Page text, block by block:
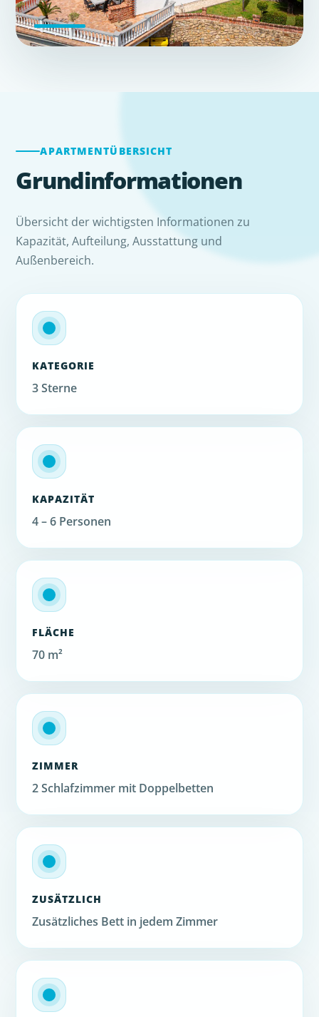
APARTMENTÜBERSICHT
Grundinformationen
Übersicht der wichtigsten Informationen zu
Kapazität, Aufteilung, Ausstattung und
Außenbereich.
KATEGORIE
3 Sterne
KAPAZITÄT
4 – 6 Personen
FLÄCHE
70 m²
ZIMMER
2 Schlafzimmer mit Doppelbetten
ZUSÄTZLICH
Zusätzliches Bett in jedem Zimmer